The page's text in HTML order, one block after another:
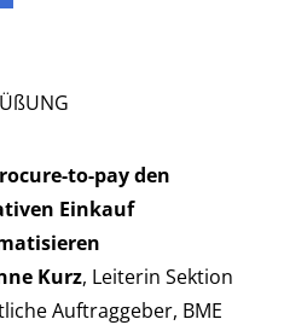
to-pay den
Einkauf
Kurz, Leiterin Sektion
Auftraggeber, BME